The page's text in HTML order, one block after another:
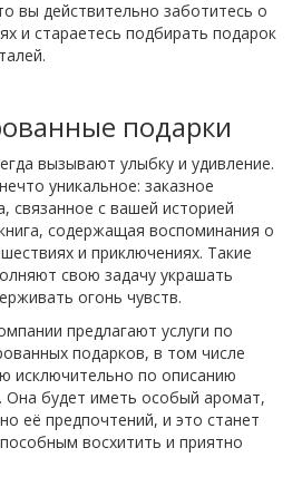
вы действительно заботитесь о
и стараетесь подбирать подарок
подарки
вызывают улыбку и удивление.
уникальное: заказное
связанное с вашей историей
содержащая воспоминания о
и приключениях. Такие
свою задачу украшать
огонь чувств.
предлагают услуги по
подарков, в том числе
исключительно по описанию
будет иметь особый аромат,
её предпочтений, и это станет
восхитить и приятно